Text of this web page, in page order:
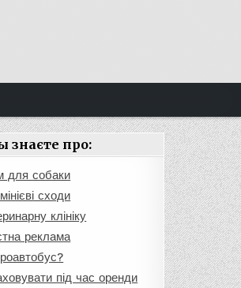
знаєте про:
для собаки
сходи
клініку
реклама
під час оренди